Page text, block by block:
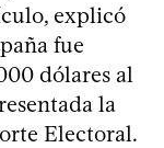
explicó
fue
dólares al
la
Electoral.